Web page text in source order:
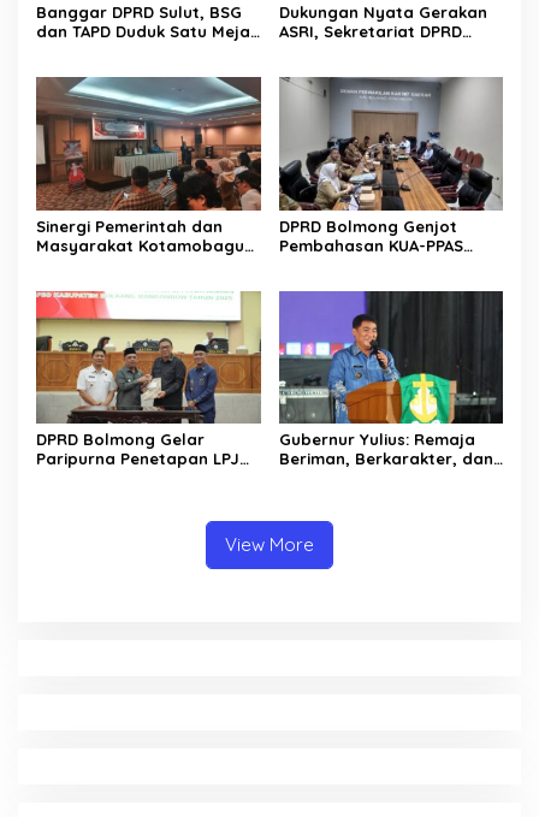
Banggar DPRD Sulut, BSG
dan TAPD Duduk Satu Meja.
Dukungan Nyata Gerakan
ASRI, Sekretariat DPRD
Sinergi Pemerintah dan
Masyarakat Kotamobagu
DPRD Bolmong Genjot
Pembahasan KUA-PPAS
DPRD Bolmong Gelar
Paripurna Penetapan LPJ
Gubernur Yulius: Remaja
Beriman, Berkarakter, dan
View More